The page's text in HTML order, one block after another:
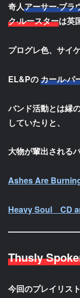
奇人アーサー·ブラ
ク·ルースターは英
プログレ色、サイ
EL&Pのカール·パ
バンド活動とは縁
していたりと、
大物が輩出される
Ashes Are
Heavy Soul CD
Thusly
今回のプレイリス